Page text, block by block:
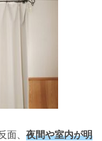
、 夜間や室内が明